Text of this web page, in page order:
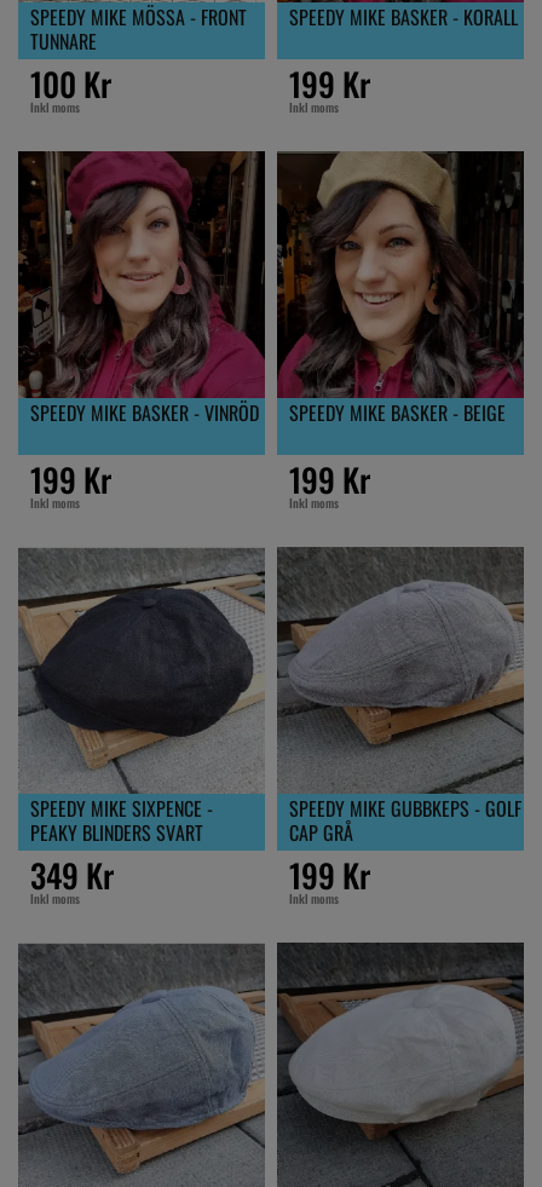
SPEEDY MIKE MÖSSA - FRONT
TUNNARE
100 Kr
Inkl moms
SPEEDY MIKE BASKER - KORALL
199 Kr
Inkl moms
SPEEDY MIKE BASKER - VINRÖD
199 Kr
Inkl moms
SPEEDY MIKE BASKER - BEIGE
199 Kr
Inkl moms
SPEEDY MIKE SIXPENCE -
PEAKY BLINDERS SVART
349 Kr
Inkl moms
SPEEDY MIKE GUBBKEPS - GOLF
CAP GRÅ
199 Kr
Inkl moms